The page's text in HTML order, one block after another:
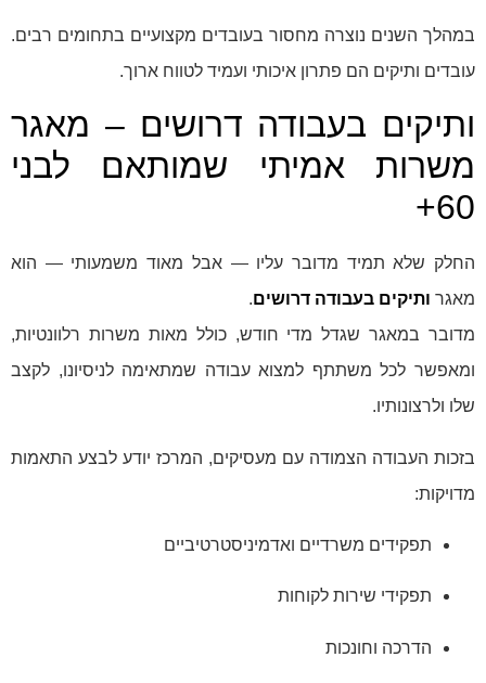
במהלך השנים נוצרה מחסור בעובדים מקצועיים בתחומים רבים.
עובדים ותיקים הם פתרון איכותי ועמיד לטווח ארוך.
ותיקים בעבודה דרושים – מאגר
משרות אמיתי שמותאם לבני
60+
החלק שלא תמיד מדובר עליו — אבל מאוד משמעותי — הוא
מאגר ותיקים בעבודה דרושים.
מדובר במאגר שגדל מדי חודש, כולל מאות משרות רלוונטיות,
ומאפשר לכל משתתף למצוא עבודה שמתאימה לניסיונו, לקצב
שלו ולרצונותיו.
בזכות העבודה הצמודה עם מעסיקים, המרכז יודע לבצע התאמות
מדויקות:
תפקידים משרדיים ואדמיניסטרטיביים
תפקידי שירות לקוחות
הדרכה וחונכות